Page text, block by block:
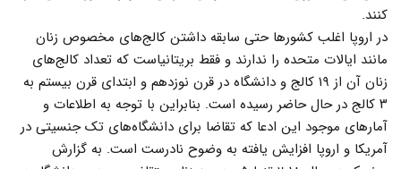
کنند.
در اروپا اغلب کشورها حتی سابقه داشتن کالج‌های مخصوص زنان
مانند ایالات متحده را ندارند و فقط بریتانیاست که تعداد کالج‌های
زنان آن از ۱۹ کالج و دانشگاه در قرن نوزدهم و ابتدای قرن بیستم به
۳ کالج در حال حاضر رسیده است. بنابراین با توجه به اطلاعات و
آمارهای موجود این ادعا که تقاضا برای دانشگاه‌های تک جنسیتی در
آمریکا و اروپا افزایش یافته به وضوح نادرست است. به گزارش